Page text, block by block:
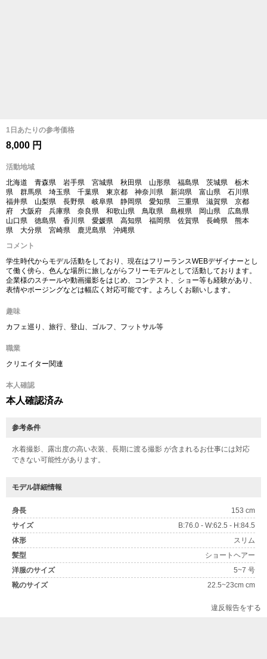
1日あたりの参考価格
8,000 円
活動地域
北海道 青森県 岩手県 宮城県 秋田県 山形県 福島県 茨城県 栃木
県 群馬県 埼玉県 千葉県 東京都 神奈川県 新潟県 富山県 石川県
福井県 山梨県 長野県 岐阜県 静岡県 愛知県 三重県 滋賀県 京都
府 大阪府 兵庫県 奈良県 和歌山県 鳥取県 島根県 岡山県 広島県
山口県 徳島県 香川県 愛媛県 高知県 福岡県 佐賀県 長崎県 熊本
県 大分県 宮崎県 鹿児島県 沖縄県
コメント
学生時代からモデル活動をしており、現在はフリーランスWEBデザイナーとし
て働く傍ら、色んな場所に旅しながらフリーモデルとして活動しております。
企業様のスチールや動画撮影をはじめ、コンテスト、ショー等も経験があり、
表情やポージングなどは幅広く対応可能です。よろしくお願いします。
趣味
カフェ巡り、旅行、登山、ゴルフ、フットサル等
職業
クリエイター関連
本人確認
本人確認済み
参考条件
水着撮影、露出度の高い衣装、長期に渡る撮影 が含まれるお仕事には対応
できない可能性があります。
モデル詳細情報
身長
153 cm
サイズ
B:76.0 - W:62.5 - H:84.5
体形
スリム
髪型
ショートヘアー
洋服のサイズ
5~7 号
靴のサイズ
22.5~23cm cm
違反報告をする